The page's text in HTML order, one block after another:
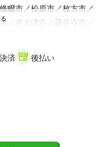
畷市 松原市
枚方市
泉大津市
藤井寺市
河南町
千早赤阪村
済 後払い